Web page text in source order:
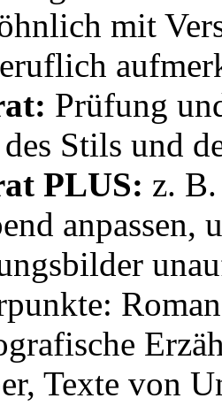
mit
Prüfung
Stils und
PLUS: z.
anpassen,
Texte von